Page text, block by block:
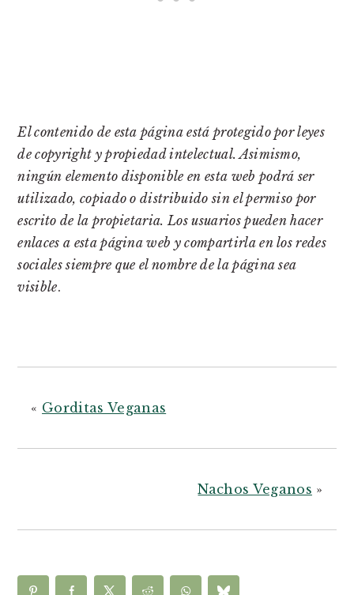
El contenido de esta página está protegido por leyes
de copyright y propiedad intelectual. Asimismo,
ningún elemento disponible en esta web podrá ser
utilizado, copiado o distribuido sin el permiso por
escrito de la propietaria. Los usuarios pueden hacer
enlaces a esta página web y compartirla en los redes
sociales siempre que el nombre de la página sea
visible.
« Gorditas Veganas
Nachos Veganos »